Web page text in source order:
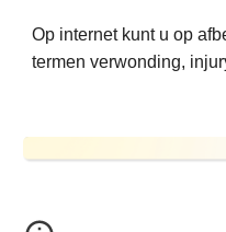
Op internet kunt u op
termen verwonding,